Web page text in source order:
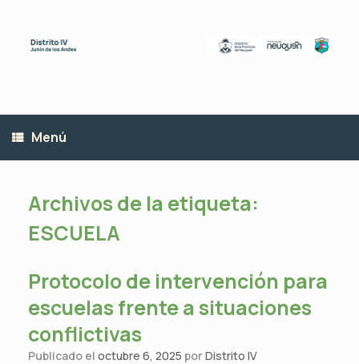
contenido
Menú
Archivos de la etiqueta:
ESCUELA
Protocolo de intervención para
escuelas frente a situaciones
conflictivas
Publicado el octubre 6, 2025 porDistrito IV